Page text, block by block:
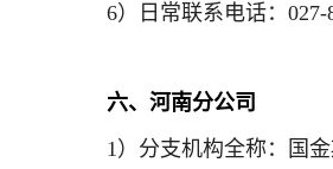
6）日常联系电话：027-
六、 河南分公司
1） 分支机构全称 ：国